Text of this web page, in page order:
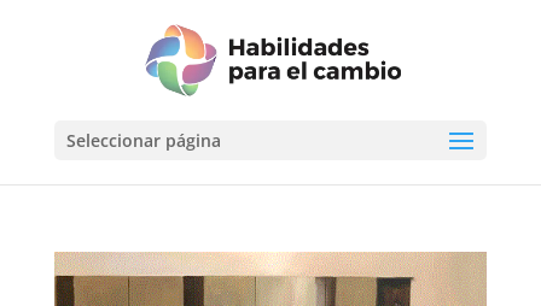
Seleccionar página